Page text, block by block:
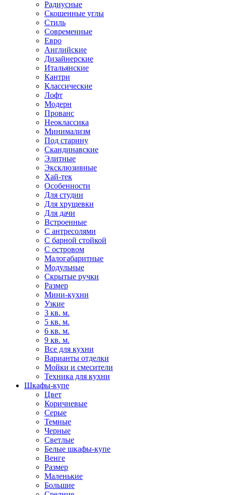
Радиусные
Скошенные углы
Стиль
Современные
Евро
Английские
Дизайнерские
Итальянские
Кантри
Классические
Лофт
Модерн
Прованс
Неоклассика
Минимализм
Под старину
Скандинавские
Элитные
Эксклюзивные
Хай-тек
Особенности
Для студии
Для хрущевки
Для дачи
Встроенные
С антресолями
С барной стойкой
С островом
Малогабаритные
Модульные
Скрытые ручки
Размер
Мини-кухни
Узкие
3 кв. м.
5 кв. м.
6 кв. м.
9 кв. м.
Все для кухни
Варианты отделки
Мойки и смесители
Техника для кухни
Шкафы-купе
Цвет
Коричневые
Серые
Темные
Черные
Светлые
Белые шкафы-купе
Венге
Размер
Маленькие
Большие